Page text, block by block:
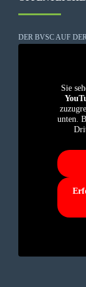
DER BVSC AUF
Sie
unten.